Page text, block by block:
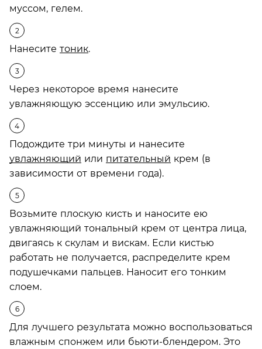
муссом, гелем.
Нанесите тоник.
Через некоторое время нанесите
увлажняющую эссенцию или эмульсию.
Подождите три минуты и нанесите
увлажняющий или питательный крем (в
зависимости от времени года).
Возьмите плоскую кисть и наносите ею
увлажняющий тональный крем от центра лица,
двигаясь к скулам и вискам. Если кистью
работать не получается, распределите крем
подушечками пальцев. Наносит его тонким
слоем.
Для лучшего результата можно воспользоваться
влажным спонжем или бьюти-блендером. Это